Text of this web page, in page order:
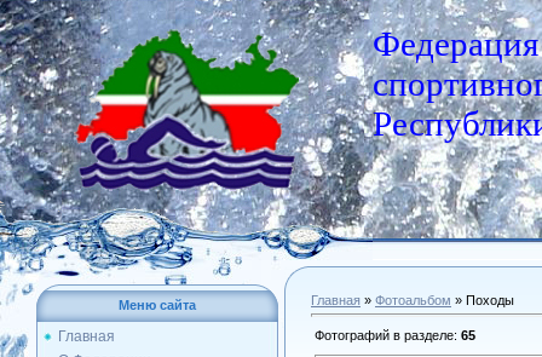
Федерация
Меню сайта
Главная
Главная » Фотоальбом » Походы
Фотографий в разделе: 65